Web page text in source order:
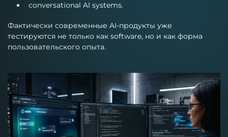
conversational AI systems.
Фактически современные AI-продукты уже
тестируются не только как software, но и как форма
пользовательского опыта.